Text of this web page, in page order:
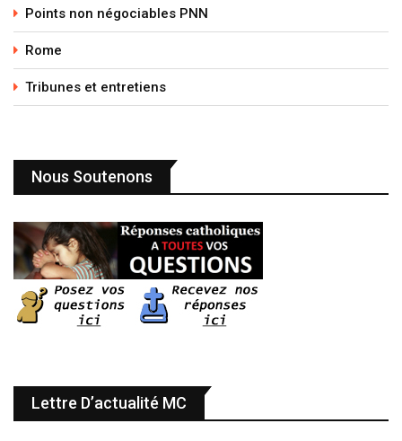
Points non négociables PNN
Rome
Tribunes et entretiens
Nous Soutenons
Lettre D’actualité MC